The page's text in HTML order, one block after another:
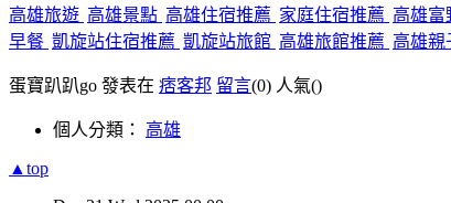
高雄旅遊 高雄景點 高雄住宿推薦 家庭住宿推薦 高雄富
早餐 凱旋站住宿推薦 凱旋站旅館 高雄旅館推薦 高雄親
蛋寶趴趴go 發表在 痞客邦 留言(0) 人氣()
個人分類： 高雄
▲top